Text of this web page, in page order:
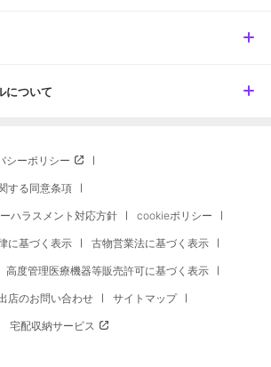
について
シーポリシー
する同意条項
ハラスメント対応方針 cookieポリシー
に基づく表示 古物営業法に基づく表示
高度管理医療機器等販売許可に基づく表示
店のお問い合わせ サイトマップ
宅配収納サービス